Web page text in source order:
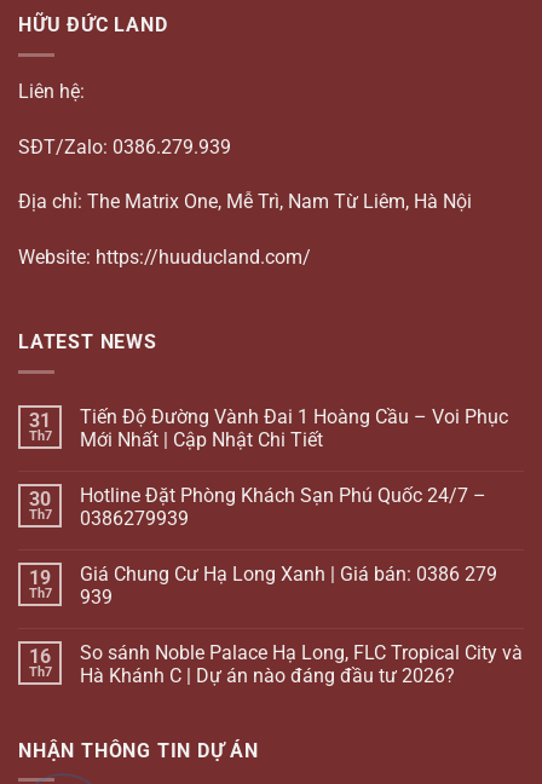
HỮU ĐỨC LAND
Liên hệ:
SĐT/Zalo: 0386.279.939
Địa chỉ: The Matrix One, Mễ Trì, Nam Từ Liêm, Hà Nội
Website: https://huuducland.com/
LATEST NEWS
31
Th7
Tiến Độ Đường Vành Đai 1 Hoàng Cầu – Voi Phục
Mới Nhất | Cập Nhật Chi Tiết
30
Th7
Hotline Đặt Phòng Khách Sạn Phú Quốc 24/7 –
0386279939
19
Th7
Giá Chung Cư Hạ Long Xanh | Giá bán: 0386 279
939
16
Th7
So sánh Noble Palace Hạ Long, FLC Tropical City và
Hà Khánh C | Dự án nào đáng đầu tư 2026?
NHẬN THÔNG TIN DỰ ÁN